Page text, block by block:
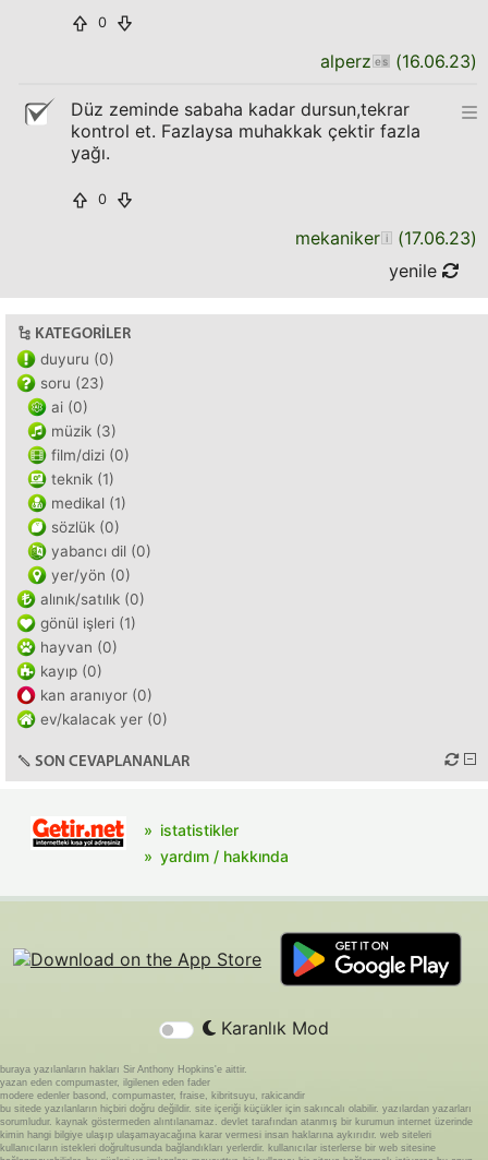
0
alperz (16.06.23)
Düz zeminde sabaha kadar dursun,tekrar
kontrol et. Fazlaysa muhakkak çektir fazla
yağı.
0
mekaniker (17.06.23)
yenile
KATEGORILER
duyuru (0)
soru (23)
ai (0)
müzik (3)
film/dizi (0)
teknik (1)
medikal (1)
sözlük (0)
yabancı dil (0)
yer/yön (0)
alınık/satılık (0)
gönül işleri (1)
hayvan (0)
kayıp (0)
kan aranıyor (0)
ev/kalacak yer (0)
SON CEVAPLANANLAR
istatistikler
yardım / hakkında
Karanlık Mod
buraya yazılanların hakları Sir Anthony Hopkins'e aittir.
yazan eden compumaster, ilgilenen eden fader
modere edenler basond, compumaster, fraise, kibritsuyu, rakicandir
bu sitede yazılanların hiçbiri doğru değildir. site içeriği küçükler için sakıncalı olabilir. yazılardan yazarları
sorumludur. kaynak göstermeden alıntılanamaz. devlet tarafından atanmış bir kurumun internet üzerinde
kimin hangi bilgiye ulaşıp ulaşamayacağına karar vermesi insan haklarına aykırıdır. web siteleri
kullanıcıların istekleri doğrultusunda bağlandıkları yerlerdir. kullanıcılar isterlerse bir web sitesine